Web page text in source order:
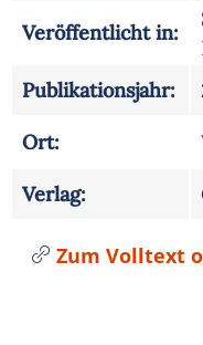
Veröffentlicht in:
Publikationsjahr:
Ort:
Verlag:
Zum Volltext